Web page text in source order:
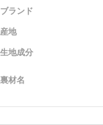
ブランド
産地
生地成分
裏材名